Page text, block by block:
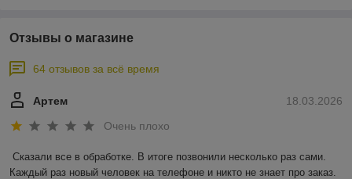
Отзывы о магазине
64 отзывов за всё время
18.03.2026
Артем
Очень плохо
Сказали все в обработке. В итоге позвонили несколько раз сами.
Каждый раз новый человек на телефоне и никто не знает про заказ.